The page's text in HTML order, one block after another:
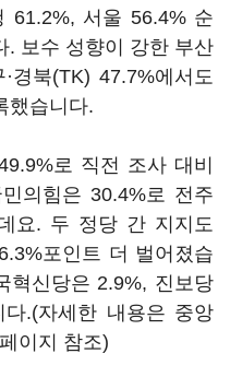
61.2%, 서울 56.4% 순
. 보수 성향이 강한 부산
경북(TK) 47.7%에서도
했습니다.
로 직전 조사 대비
의힘은 30.4%로 전주
요. 두 정당 간 지지도
포인트 더 벌어졌습
혁신당은 2.9%, 진보당
.(자세한 내용은 중앙
이지 참조)